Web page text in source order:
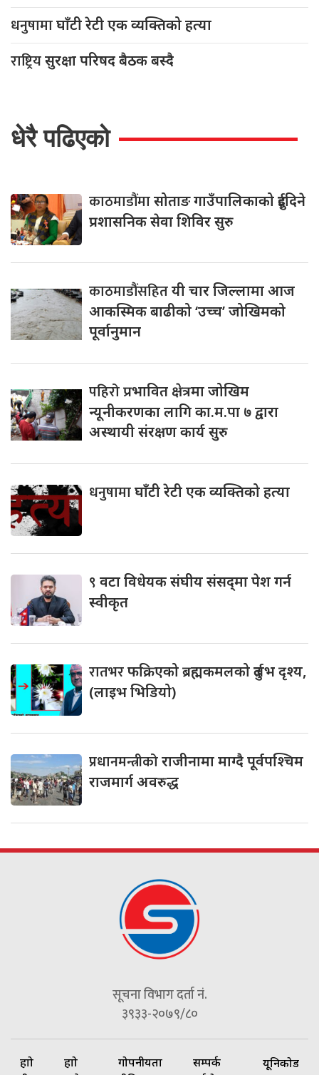
धनुषामाघाँटी रेटी एक व्यक्तिको हत्या
राष्ट्रियसुरक्षा परिषद बैठक बस्दै
धेरै पढिएको
काठमाडौंमासोताङ गाउँपालिकाको दुईदिने
प्रशासनिक सेवा शिविर सुरु
काठमाडौंसहितयी चार जिल्लामा आज
आकस्मिक बाढीको ‘उच्च’ जोखिमको
पूर्वानुमान
पहिरोप्रभावित क्षेत्रमा जोखिम
न्यूनीकरणका लागि का.म.पा ७ द्वारा
अस्थायी संरक्षण कार्य सुरु
धनुषामाघाँटी रेटी एक व्यक्तिको हत्या
९ वटा विधेयक संघीय संसद्‌मा पेश गर्न
स्वीकृत
रातभरफक्रिएको ब्रह्मकमलको दुर्लभ दृश्य,
(लाइभ भिडियो)
प्रधानमन्त्रीकोराजीनामा माग्दै पूर्वपश्चिम
राजमार्ग अवरुद्ध
सूचना विभाग दर्ता नं.
३९३३-२०७९/८०
हाम्रो
हाम्रो
गोपनीयता
सम्पर्क
यूनिकोड